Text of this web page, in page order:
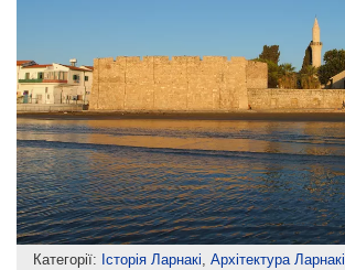
Категорії: Історія Ларнакі Архітектура Ларнакі